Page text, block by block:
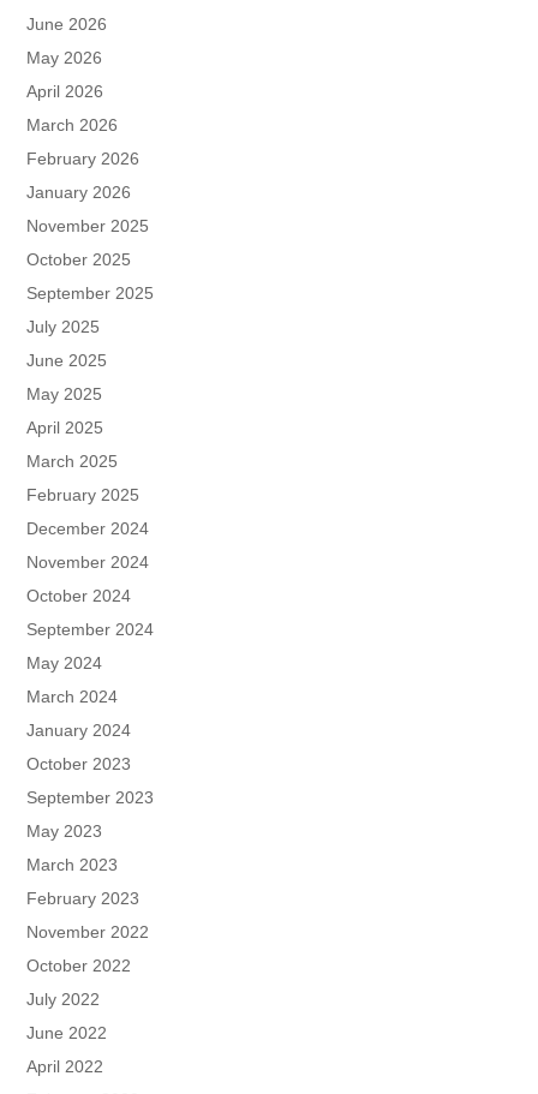
June 2026
May 2026
April 2026
March 2026
February 2026
January 2026
November 2025
October 2025
September 2025
July 2025
June 2025
May 2025
April 2025
March 2025
February 2025
December 2024
November 2024
October 2024
September 2024
May 2024
March 2024
January 2024
October 2023
September 2023
May 2023
March 2023
February 2023
November 2022
October 2022
July 2022
June 2022
April 2022